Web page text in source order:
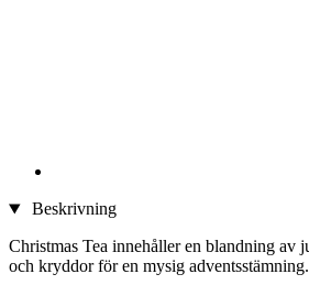
Beskrivning
Christmas Tea innehåller en blandning av
och kryddor för en mysig adventsstämning.